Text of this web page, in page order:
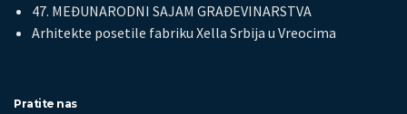
47. MEĐUNARODNI SAJAM GRAĐEVINARSTVA
Arhitekte posetile fabriku Xella Srbija u Vreocima
Pratite nas